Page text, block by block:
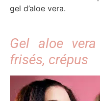
gel d’aloe vera.
Gel aloe vera
frisés, crépus